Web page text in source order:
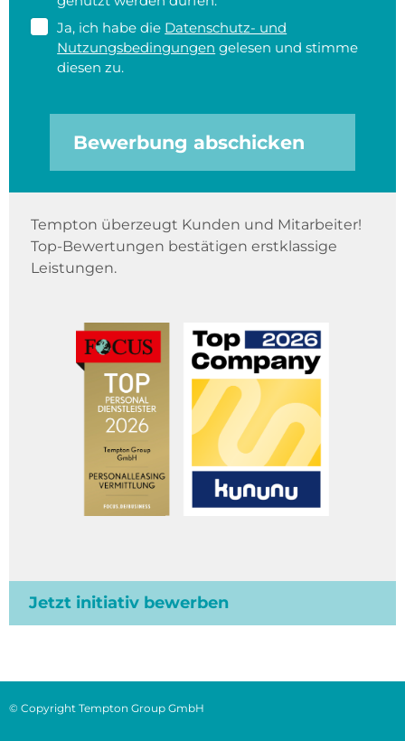
Ja, ich habe die Datenschutz- und
Nutzungsbedingungen gelesen und stimme
diesen zu.
Bewerbung abschicken
Tempton überzeugt Kunden und Mitarbeiter!
Top-Bewertungen bestätigen erstklassige
Leistungen.
Jetzt initiativ bewerben
© Copyright Tempton Group GmbH